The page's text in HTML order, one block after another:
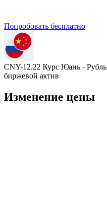
Попробовать бесплатно
CNY-12.22 Курс Юань - Рубль
биржевой актив
Изменение цены